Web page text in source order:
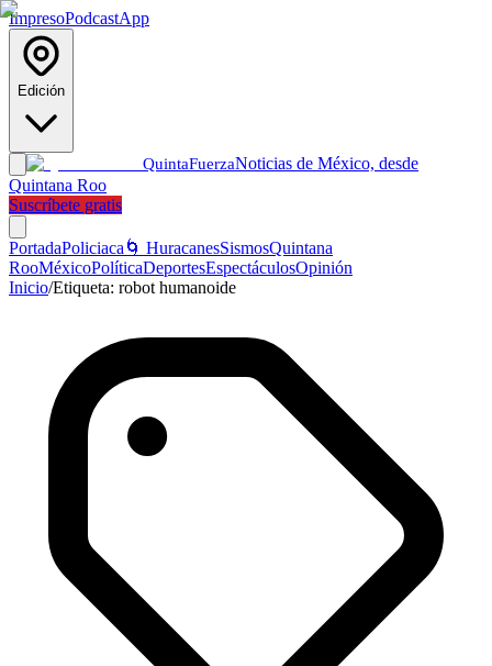
ImpresoPodcastApp
Edición
QuintaFuerzaNoticias de México, desde
Quintana Roo
Suscríbete gratis
PortadaPoliciaca 🌀 HuracanesSismosQuintana
RooMéxicoPolíticaDeportesEspectáculosOpinión
Inicio/Etiqueta: robot humanoide